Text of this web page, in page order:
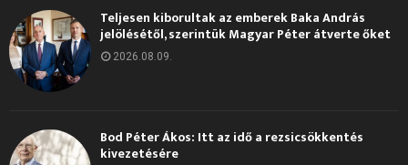
Teljesen kiborultak az emberek Baka András
jelölésétől, szerintük Magyar Péter átverte őket
2026.08.09.
Bod Péter Ákos: Itt az idő a rezsicsökkentés
kivezetésére